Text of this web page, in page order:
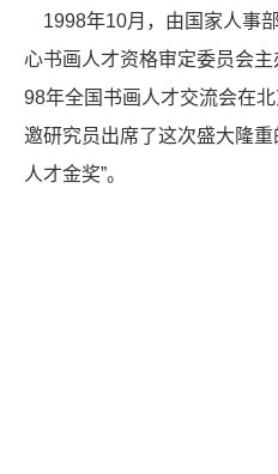
1998年10月，由国家人事
心书画人才资格审定委员会
98年全国书画人才交流会在
邀研究员出席了这次盛大隆
人才金奖”。